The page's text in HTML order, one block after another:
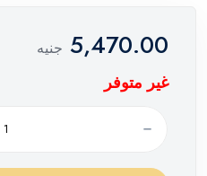
5,470.00 جنيه
غير متوفر